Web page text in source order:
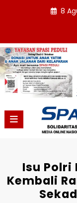
8
Isu Polri
Kembali